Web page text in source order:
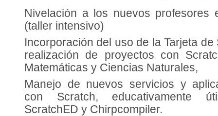
Nivelación a los nuevos profesores
(taller intensivo)
Incorporación del uso de la Tarjeta
realización de proyectos con
Matemáticas y Ciencias Naturales,
Manejo de nuevos servicios y
con Scratch, educativamente
ScratchED y Chirpcompiler.